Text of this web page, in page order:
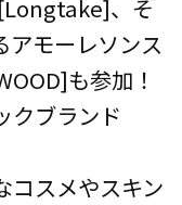
、そ
アモーレソンス
も参加！
クブランド
コスメやスキン